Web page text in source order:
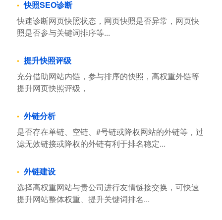
快照SEO诊断
快速诊断网页快照状态，网页快照是否异常，网页快
照是否参与关键词排序等...
提升快照评级
充分借助网站内链，参与排序的快照，高权重外链等
提升网页快照评级，
外链分析
是否存在单链、空链、#号链或降权网站的外链等，过
滤无效链接或降权的外链有利于排名稳定...
外链建设
选择高权重网站与贵公司进行友情链接交换，可快速
提升网站整体权重、提升关键词排名...